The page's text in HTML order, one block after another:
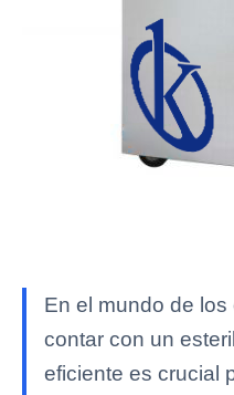
En el mundo de
contar con un
eficiente es crucial